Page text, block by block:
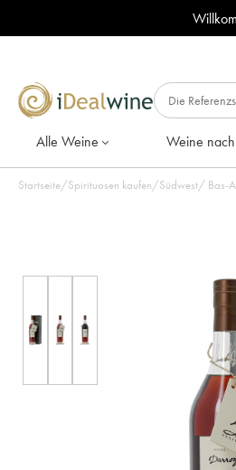
Alle Weine Weine
Startseite/Spirituosen kaufen/Südwest/